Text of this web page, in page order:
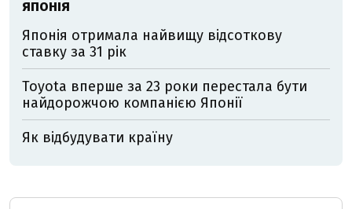
ЯПОНІЯ
Японія отримала найвищу відсоткову
ставку за 31 рік
Toyota вперше за 23 роки перестала бути
найдорожчою компанією Японії
Як відбудувати країну